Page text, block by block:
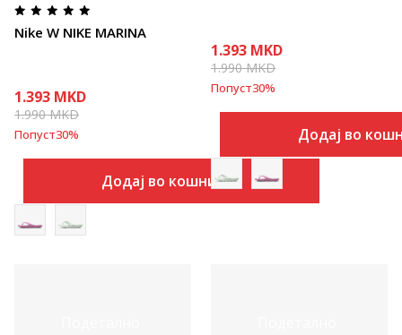
Nike W NIKE MARINA
1.393 MKD
1.990MKD
Попуст30%
Додај во кошничка
1.393 MKD
1.990MKD
Попуст30%
Додај во